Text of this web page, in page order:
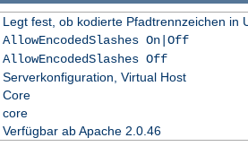
Legt fest, ob kodierte Pfadtrennzeichen in
AllowEncodedSlashes On|Off
AllowEncodedSlashes Off
Serverkonfiguration, Virtual Host
Core
core
Verfügbar ab Apache 2.0.46